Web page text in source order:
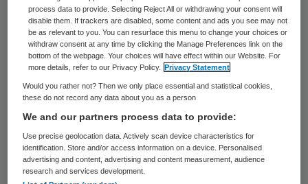
Het onderzoek richtte zich op mensen met
psychotische klachten, die meerdere
medicijnen tegen psychose hebben geslikt
en desondanks niet herstellen. Het niet
herstellen kan leiden tot een aanhoudende
psychose, geheugenproblemen, verminderd
initiatief en beperkte activiteit. Voor deze
mensen wordt in de landelijke richtlijn het
medicijn memantine aanbevolen.
process data to provide. Selecting Reject All or withdrawing your consent will
disable them. If trackers are disabled, some content and ads you see may not
be as relevant to you. You can resurface this menu to change your choices or
withdraw consent at any time by clicking the Manage Preferences link on the
bottom of the webpage. Your choices will have effect within our Website. For
more details, refer to our Privacy Policy.
Privacy Statement
Would you rather not? Then we only place essential and statistical cookies,
these do not record any data about you as a person
We and our partners process data to provide:
Use precise geolocation data. Actively scan device characteristics for
identification. Store and/or access information on a device. Personalised
advertising and content, advertising and content measurement, audience
research and services development.